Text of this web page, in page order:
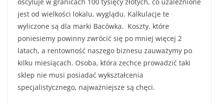
jest od wielkości lokalu, wyglądu. Kalkulacje te
wyliczone są dla marki Bacówka. Koszty, które
poniesiemy powinny zwrócić się po mniej więcej 2
latach, a rentowność naszego biznesu zauważymy po
kilku miesiącach. Osoba, która zechce prowadzić taki
sklep nie musi posiadać wykształcenia
specjalistycznego, najważniejsze są chęci.